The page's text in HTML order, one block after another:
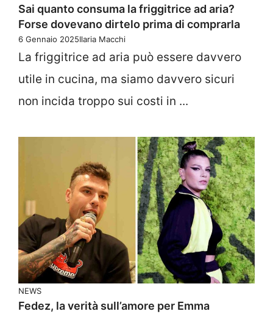
Sai quanto consuma la friggitrice ad aria?
Forse dovevano dirtelo prima di comprarla
6 Gennaio 2025Ilaria Macchi
La friggitrice ad aria può essere davvero
utile in cucina, ma siamo davvero sicuri
non incida troppo sui costi in ...
NEWS
Fedez, la verità sull’amore per Emma